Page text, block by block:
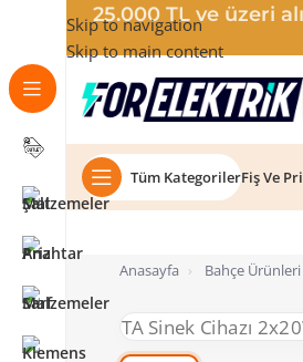
Skip to navigation
Skip to main content
Tüm KategorilerFiş Ve
Anasayfa › Bahçe Ürünleri
25.000 TL ve üzeri